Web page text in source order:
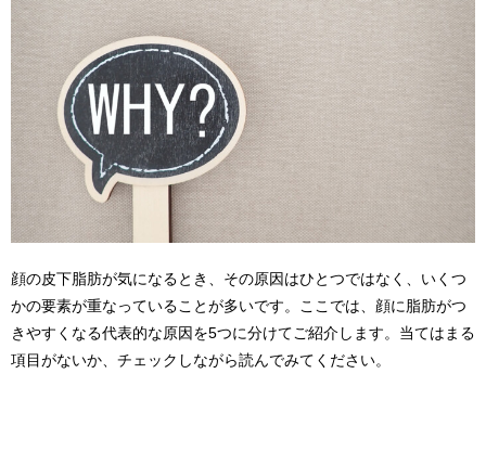
顔の皮下脂肪が気になるとき、その原因はひとつではなく、いくつ
かの要素が重なっていることが多いです。ここでは、顔に脂肪がつ
きやすくなる代表的な原因を5つに分けてご紹介します。当てはまる
項目がないか、チェックしながら読んでみてください。